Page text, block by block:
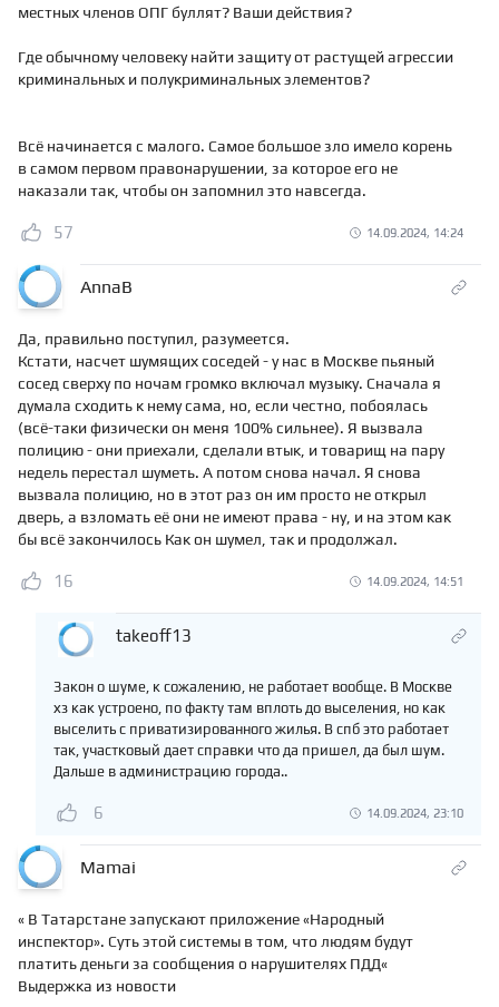
местных членов ОПГ буллят? Ваши действия?
Где обычному человеку найти защиту от растущей агрессии
криминальных и полукриминальных элементов?
Всё начинается с малого. Самое большое зло имело корень
в самом первом правонарушении, за которое его не
наказали так, чтобы он запомнил это навсегда.
57 14.09.2024, 14:24
AnnaB
Да, правильно поступил, разумеется.
Кстати, насчет шумящих соседей - у нас в Москве пьяный
сосед сверху по ночам громко включал музыку. Сначала я
думала сходить к нему сама, но, если честно, побоялась
(всё-таки физически он меня 100% сильнее). Я вызвала
полицию - они приехали, сделали втык, и товарищ на пару
недель перестал шуметь. А потом снова начал. Я снова
вызвала полицию, но в этот раз он им просто не открыл
дверь, а взломать её они не имеют права - ну, и на этом как
бы всё закончилось Как он шумел, так и продолжал.
16 14.09.2024, 14:51
takeoff13
Закон о шуме, к сожалению, не работает вообще. В Москве
хз как устроено, по факту там вплоть до выселения, но как
выселить с приватизированного жилья. В спб это работает
так, участковый дает справки что да пришел, да был шум.
Дальше в администрацию города..
6 14.09.2024, 23:10
Mamai
« В Татарстане запускают приложение «Народный
инспектор». Суть этой системы в том, что людям будут
платить деньги за сообщения о нарушителях ПДД«
Выдержка из новости